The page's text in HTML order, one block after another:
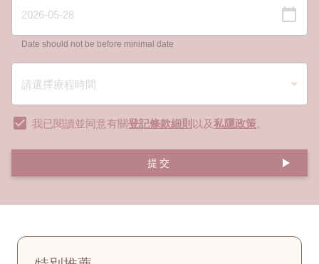
Date should not be before minimal date
我已閱讀並同意有關登記條款細則 以及私隱政策。
提交